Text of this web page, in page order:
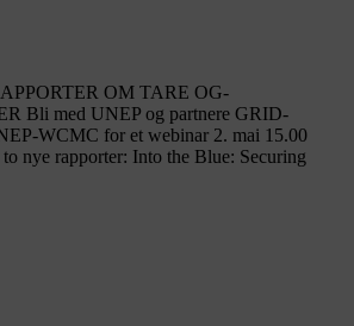
OM TARE OG-
Bli med UNEP og partnere GRID-
WCMC for et webinar 2. mai 15.00
nye rapporter: Into the Blue: Securing